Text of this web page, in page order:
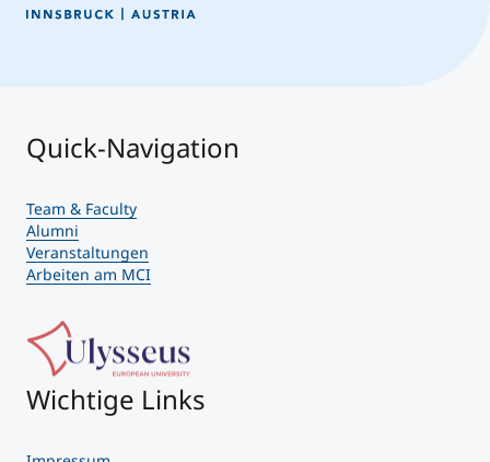
Quick-Navigation
Team & Faculty
Alumni
Veranstaltungen
Arbeiten am MCI
Wichtige Links